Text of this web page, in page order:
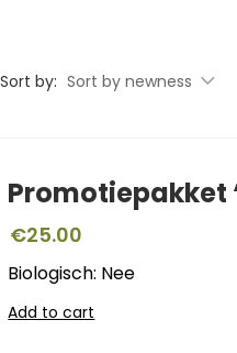
Sort by: Sort by newness
Promotiepakket
€25.00
Biologisch: Nee
Add to cart